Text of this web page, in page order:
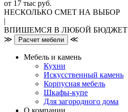
от 17 тыс руб.
НЕСКОЛЬКО СМЕТ НА ВЫБОР
|
ВПИШЕМСЯ В ЛЮБОЙ БЮДЖЕТ
≫
Расчет мебели ≪
Мебель и камень
Кухни
Искусственный камень
Корпусная мебель
Шкафы-купе
Для загородного дома
О компании